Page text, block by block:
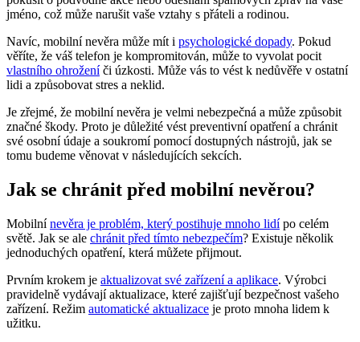
jméno, což může narušit vaše vztahy s přáteli a rodinou.
Navíc, mobilní nevěra může mít i psychologické dopady. Pokud
věříte, že váš telefon je kompromitován, může to vyvolat pocit
vlastního ohroženíči úzkosti. Může vás to vést k nedůvěře v ostatní
lidi a způsobovat stres a neklid.
Je zřejmé, že mobilní nevěra je velmi nebezpečná a může způsobit
značné škody. Proto je důležité vést preventivní opatření a chránit
své osobní údaje a soukromí pomocí dostupných nástrojů, jak se
tomu budeme věnovat v následujících sekcích.
Jak se chránit před mobilní nevěrou?
Mobilnínevěra je problém, který postihuje mnoho lidípo celém
světě. Jak se ale chránit před tímto nebezpečím? Existuje několik
jednoduchých opatření, která můžete přijmout.
Prvním krokem je aktualizovat své zařízení a aplikace. Výrobci
pravidelně vydávají aktualizace, které zajišťují bezpečnost vašeho
zařízení. Režim automatické aktualizace je proto mnoha lidem k
užitku.